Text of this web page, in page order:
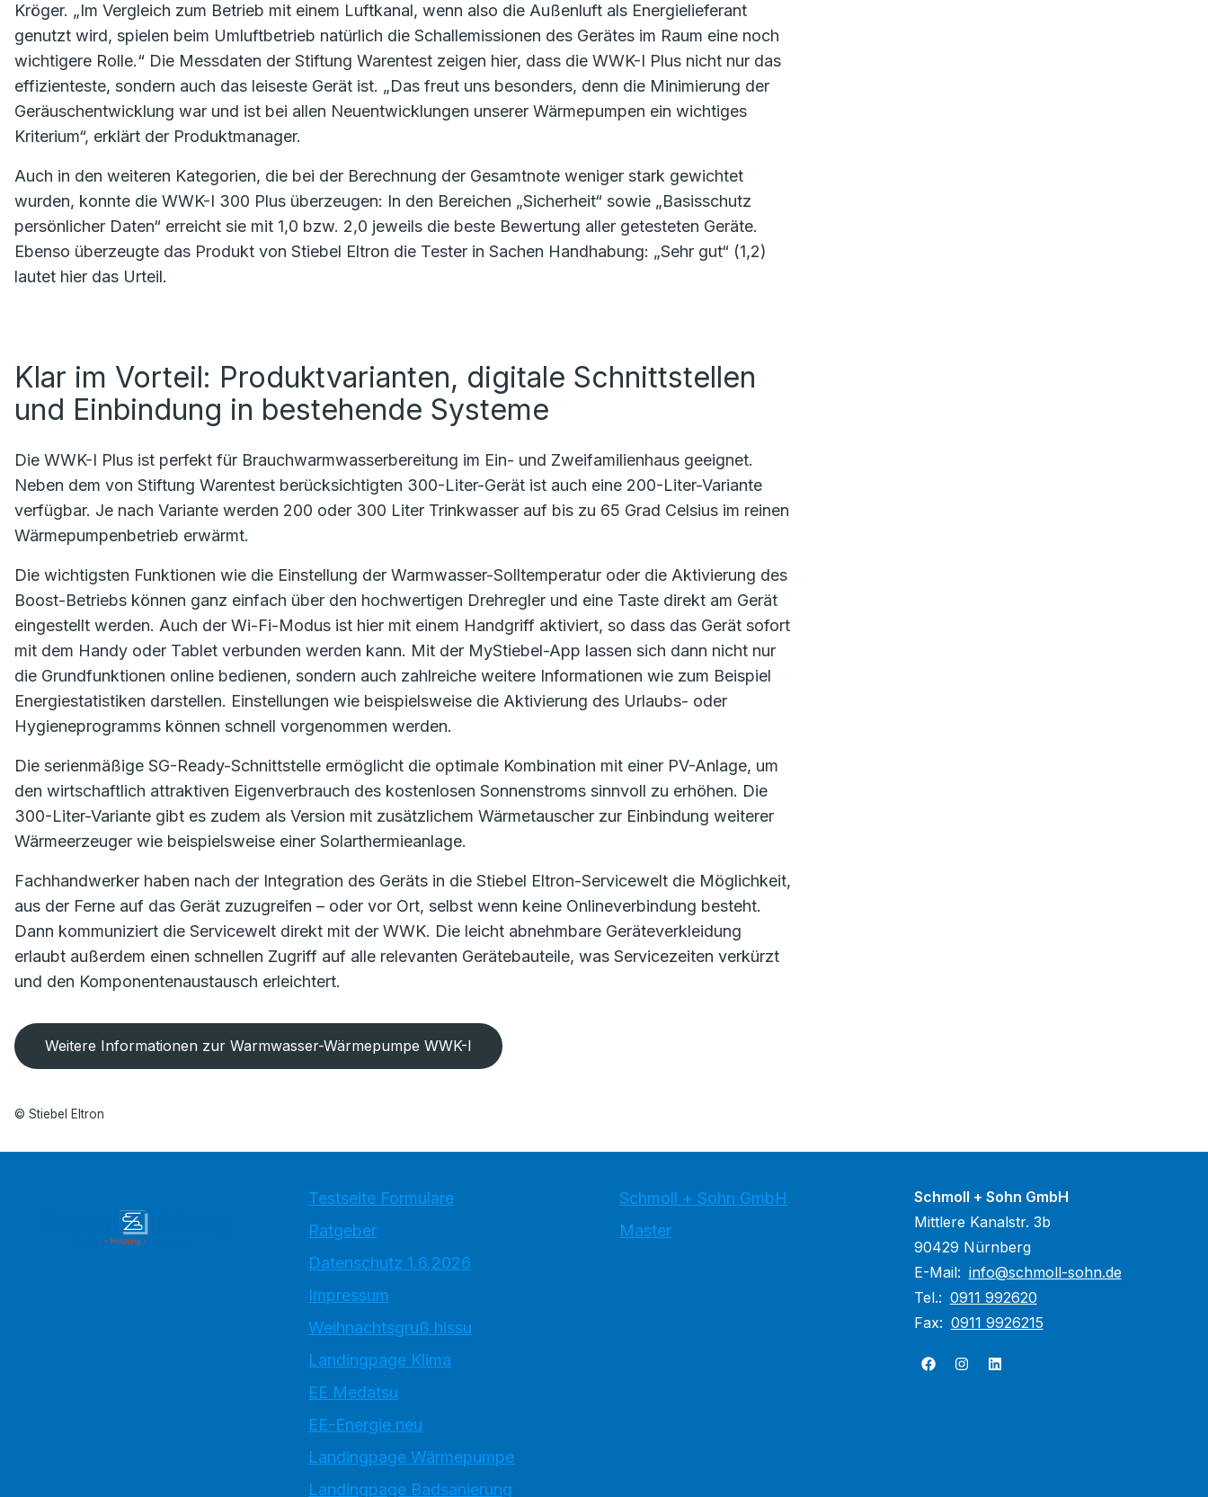
Kröger. „Im Vergleich zum Betrieb mit einem Luftkanal, wenn also die Außenluft als Energielieferant
genutzt wird, spielen beim Umluftbetrieb natürlich die Schallemissionen des Gerätes im Raum eine noch
wichtigere Rolle.“ Die Messdaten der Stiftung Warentest zeigen hier, dass die WWK-I Plus nicht nur das
effizienteste, sondern auch das leiseste Gerät ist. „Das freut uns besonders, denn die Minimierung der
Geräuschentwicklung war und ist bei allen Neuentwicklungen unserer Wärmepumpen ein wichtiges
Kriterium“, erklärt der Produktmanager.
Auch in den weiteren Kategorien, die bei der Berechnung der Gesamtnote weniger stark gewichtet
wurden, konnte die WWK-I 300 Plus überzeugen: In den Bereichen „Sicherheit“ sowie „Basisschutz
persönlicher Daten“ erreicht sie mit 1,0 bzw. 2,0 jeweils die beste Bewertung aller getesteten Geräte.
Ebenso überzeugte das Produkt von Stiebel Eltron die Tester in Sachen Handhabung: „Sehr gut“ (1,2)
lautet hier das Urteil.
Klar im Vorteil: Produktvarianten, digitale Schnittstellen
und Einbindung in bestehende Systeme
Die WWK-I Plus ist perfekt für Brauchwarmwasserbereitung im Ein- und Zweifamilienhaus geeignet.
Neben dem von Stiftung Warentest berücksichtigten 300-Liter-Gerät ist auch eine 200-Liter-Variante
verfügbar. Je nach Variante werden 200 oder 300 Liter Trinkwasser auf bis zu 65 Grad Celsius im reinen
Wärmepumpenbetrieb erwärmt.
Die wichtigsten Funktionen wie die Einstellung der Warmwasser-Solltemperatur oder die Aktivierung des
Boost-Betriebs können ganz einfach über den hochwertigen Drehregler und eine Taste direkt am Gerät
eingestellt werden. Auch der Wi-Fi-Modus ist hier mit einem Handgriff aktiviert, so dass das Gerät sofort
mit dem Handy oder Tablet verbunden werden kann. Mit der MyStiebel-App lassen sich dann nicht nur
die Grundfunktionen online bedienen, sondern auch zahlreiche weitere Informationen wie zum Beispiel
Energiestatistiken darstellen. Einstellungen wie beispielsweise die Aktivierung des Urlaubs- oder
Hygieneprogramms können schnell vorgenommen werden.
Die serienmäßige SG-Ready-Schnittstelle ermöglicht die optimale Kombination mit einer PV-Anlage, um
den wirtschaftlich attraktiven Eigenverbrauch des kostenlosen Sonnenstroms sinnvoll zu erhöhen. Die
300-Liter-Variante gibt es zudem als Version mit zusätzlichem Wärmetauscher zur Einbindung weiterer
Wärmeerzeuger wie beispielsweise einer Solarthermieanlage.
Fachhandwerker haben nach der Integration des Geräts in die Stiebel Eltron-Servicewelt die Möglichkeit,
aus der Ferne auf das Gerät zuzugreifen – oder vor Ort, selbst wenn keine Onlineverbindung besteht.
Dann kommuniziert die Servicewelt direkt mit der WWK. Die leicht abnehmbare Geräteverkleidung
erlaubt außerdem einen schnellen Zugriff auf alle relevanten Gerätebauteile, was Servicezeiten verkürzt
und den Komponentenaustausch erleichtert.
Weitere Informationen zur Warmwasser-Wärmepumpe WWK-I
© Stiebel Eltron
Testseite Formulare
Ratgeber
Datenschutz 1.6.2026
Impressum
Weihnachtsgruß hissu
Landingpage Klima
EE Medatsu
EE-Energie neu
Landingpage Wärmepumpe
Landingpage Badsanierung
Schmoll + Sohn GmbH
Master
Schmoll + Sohn GmbH
Mittlere Kanalstr. 3b
90429 Nürnberg
E-Mail: info@schmoll-sohn.de
Tel.: 0911 992620
Fax: 0911 9926215